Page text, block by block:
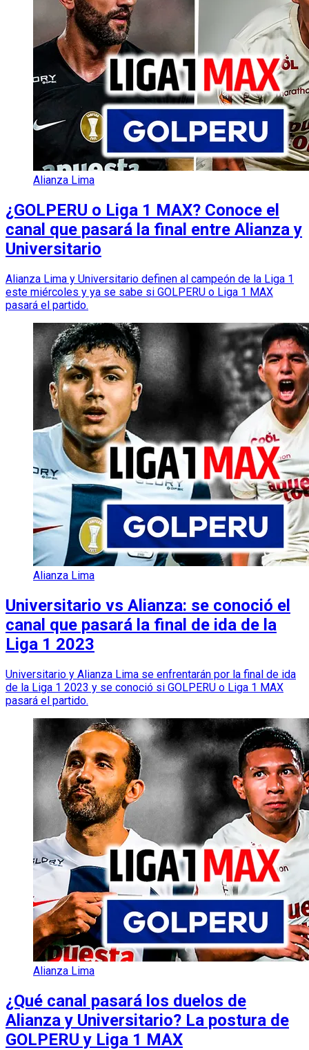
Alianza Lima
¿GOLPERU o Liga 1 MAX? Conoce el
canal que pasará la final entre Alianza y
Universitario
Alianza Lima y Universitario definen al campeón de la Liga 1
este miércoles y ya se sabe si GOLPERU o Liga 1 MAX
pasará el partido.
Alianza Lima
Universitario vs Alianza: se conoció el
canal que pasará la final de ida de la
Liga 1 2023
Universitario y Alianza Lima se enfrentarán por la final de ida
de la Liga 1 2023 y se conoció si GOLPERU o Liga 1 MAX
pasará el partido.
Alianza Lima
¿Qué canal pasará los duelos de
Alianza y Universitario? La postura de
GOLPERU y Liga 1 MAX